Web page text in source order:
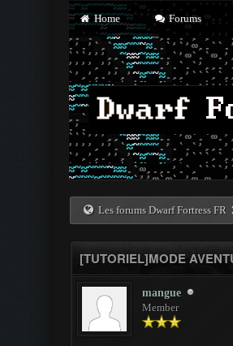
Home Forums
Les forums Dwarf Fortress FR
[TUTORIEL]MODE
mangue
Member